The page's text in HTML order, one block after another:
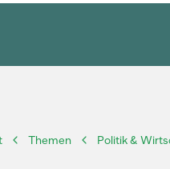
Themen Politik &